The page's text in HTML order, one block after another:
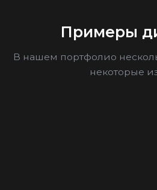
Примеры
В нашем портфолио
некоторые